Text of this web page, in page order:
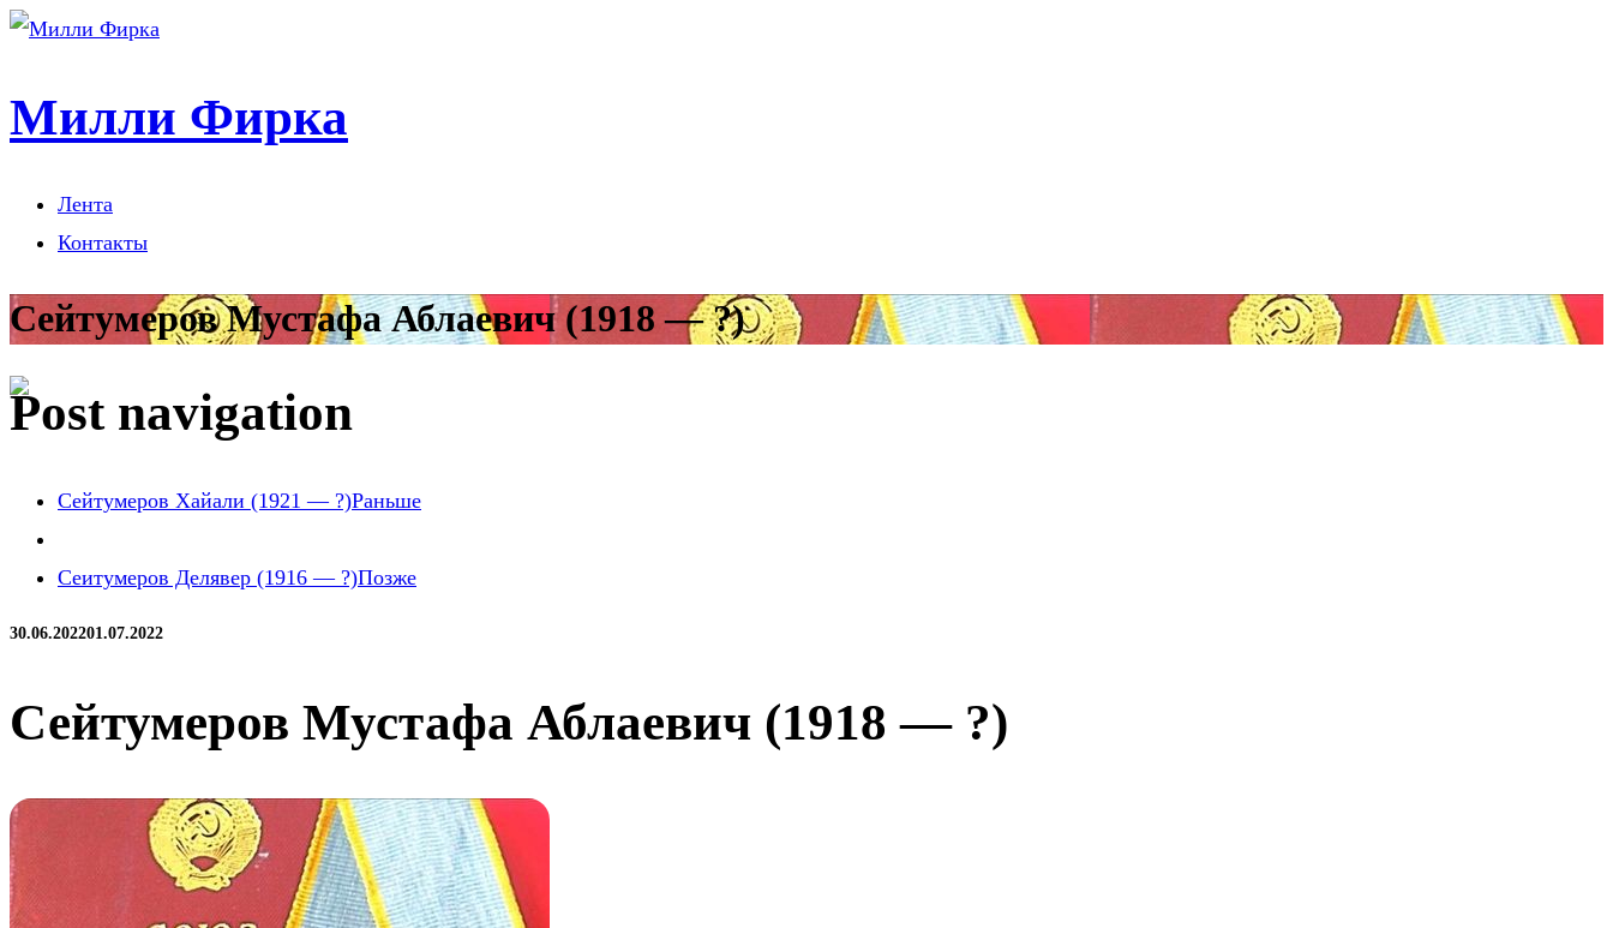
Милли Фирка
Лента
Контакты
Сейтумеров Мустафа Аблаевич (1918 — ?)
Post navigation
Сейтумеров Хайали (1921 — ?)Раньше
Сеитумеров Делявер (1916 — ?)Позже
30.06.202201.07.2022
Сейтумеров Мустафа Аблаевич (1918 — ?)